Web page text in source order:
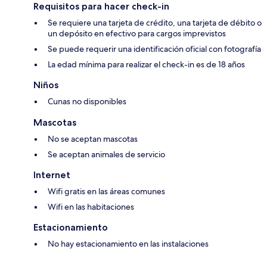
Requisitos para hacer check-in
Se requiere una tarjeta de crédito, una tarjeta de débito o
un depósito en efectivo para cargos imprevistos
Se puede requerir una identificación oficial con fotografía
La edad mínima para realizar el check-in es de 18 años
Niños
Cunas no disponibles
Mascotas
No se aceptan mascotas
Se aceptan animales de servicio
Internet
Wifi gratis en las áreas comunes
Wifi en las habitaciones
Estacionamiento
No hay estacionamiento en las instalaciones